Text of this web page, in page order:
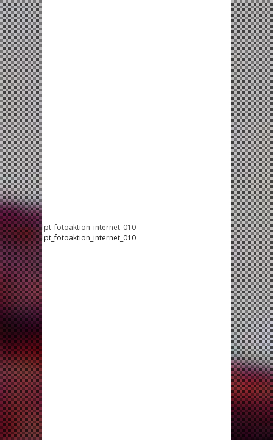
lpt_fotoaktion_internet_010
lpt_fotoaktion_internet_010